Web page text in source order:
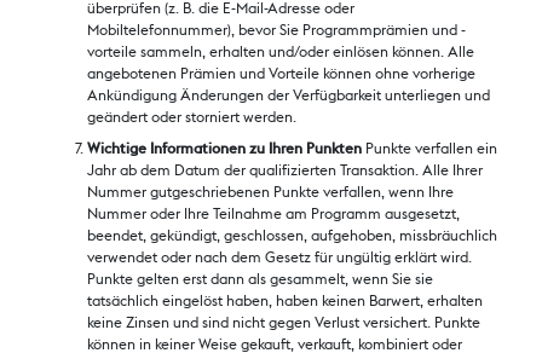
überprüfen (z. B. die E-Mail-Adresse oder
Mobiltelefonnummer), bevor Sie Programmprämien und -
vorteile sammeln, erhalten und/oder einlösen können. Alle
angebotenen Prämien und Vorteile können ohne vorherige
Ankündigung Änderungen der Verfügbarkeit unterliegen und
geändert oder storniert werden.
Wichtige Informationen zu Ihren Punkten Punkte verfallen ein
Jahr ab dem Datum der qualifizierten Transaktion. Alle Ihrer
Nummer gutgeschriebenen Punkte verfallen, wenn Ihre
Nummer oder Ihre Teilnahme am Programm ausgesetzt,
beendet, gekündigt, geschlossen, aufgehoben, missbräuchlich
verwendet oder nach dem Gesetz für ungültig erklärt wird.
Punkte gelten erst dann als gesammelt, wenn Sie sie
tatsächlich eingelöst haben, haben keinen Barwert, erhalten
keine Zinsen und sind nicht gegen Verlust versichert. Punkte
können in keiner Weise gekauft, verkauft, kombiniert oder